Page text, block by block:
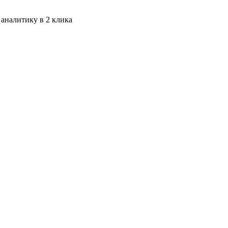
в 2 клика